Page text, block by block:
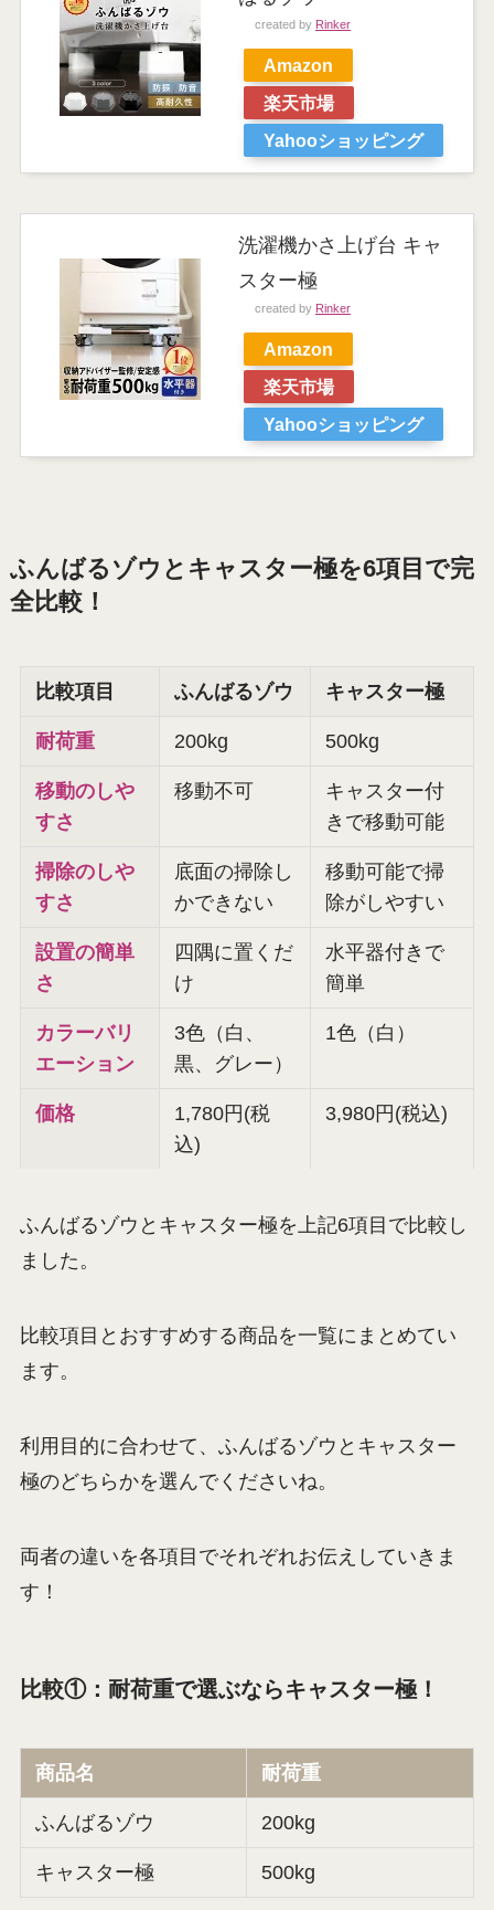
created by Rinker
Amazon
楽天市場
Yahooショッピング
洗濯機かさ上げ台 キャ
スター極
created by Rinker
Amazon
楽天市場
Yahooショッピング
ふんばるゾウとキャスター極を6項目で完
全比較！
比較項目 ふんばるゾウ キャスター極
耐荷重 200kg 500kg
移動のしや
すさ
移動不可
キャスター付
きで移動可能
掃除のしや
すさ
底面の掃除し
かできない
移動可能で掃
除がしやすい
設置の簡単
さ
四隅に置くだ
け
水平器付きで
簡単
カラーバリ
エーション
3色（白、
黒、グレー）
1色（白）
価格
1,780円(税
込)
3,980円(税込)
ふんばるゾウとキャスター極を上記6項目で比較し
ました。
比較項目とおすすめする商品を一覧にまとめてい
ます。
利用目的に合わせて、ふんばるゾウとキャスター
極のどちらかを選んでくださいね。
両者の違いを各項目でそれぞれお伝えしていきま
す！
比較①：耐荷重で選ぶならキャスター極！
商品名 耐荷重
ふんばるゾウ 200kg
キャスター極 500kg